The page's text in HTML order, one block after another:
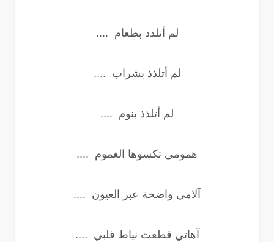
لم أتلذذ بطعام ....
لم أتلذذ بشراب ....
لم أتلذذ بنوم ....
همومي تكسوها الغموم ....
آلامي واضحة عبر العيون ....
آهاتي قطعت نياط قلبي ....